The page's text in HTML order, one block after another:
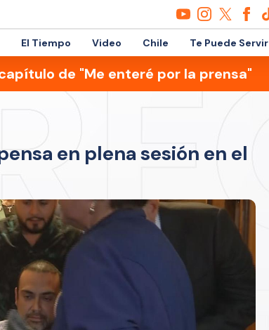
El Tiempo Video Chile Te Puede Servir
de "Me enteré por la prensa"
en plena sesión en el